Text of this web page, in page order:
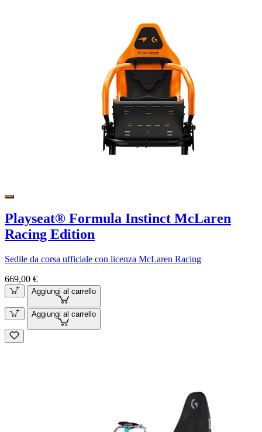
Playseat® Formula Instinct McLaren
Racing Edition
Sedile da corsa ufficiale con licenza McLaren Racing
669,00 €
Aggiungi al carrello
Aggiungi al carrello